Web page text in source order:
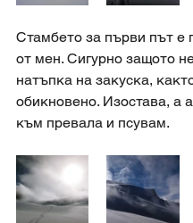
Стамбето за първи път е
от мен. Сигурно защото
натъпка на закуска,
обикновено. Изостава, а
към превала и псувам.